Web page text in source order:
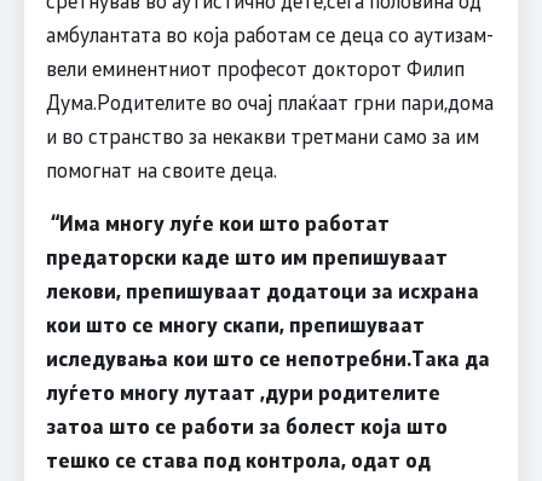
амбулантата во која работам се деца со аутизам-
вели еминентниот професот докторот Филип
Дума.Родителите во очај плаќаат грни пари,дома
и во странство за некакви третмани само за им
помогнат на своите деца.
“Има многу луѓе кои што работат
предаторски каде што им препишуваат
лекови, препишуваат додатоци за исхрана
кои што се многу скапи, препишуваат
иследувања кои што се непотребни.Така да
луѓето многу лутаат ,дури родителите
затоа што се работи за болест која што
тешко се става под контрола,одат од